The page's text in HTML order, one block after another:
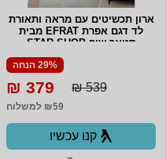
ארון תכשיטים עם מראה ותאורת
לד דגם אפרת EFRAT מבית
סטאר שופ STAR SHOP
29% הנחה
539 ₪
379 ₪
₪59 למשלוח
קנו עכשיו